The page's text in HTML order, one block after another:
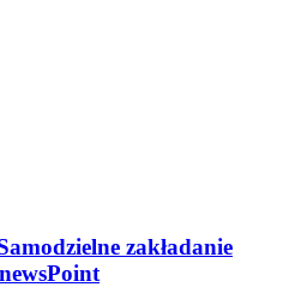
zakładanie